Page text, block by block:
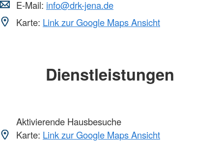
E-Mail: info@drk-jena.de
Karte: Link zur Google Maps Ansicht
Dienstleistungen
Aktivierende Hausbesuche
Karte: Link zur Google Maps Ansicht